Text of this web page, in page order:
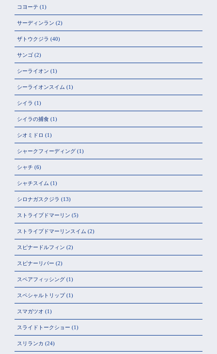
コヨーテ (1)
サーディンラン (2)
ザトウクジラ (40)
サンゴ (2)
シーライオン (1)
シーライオンスイム (1)
シイラ (1)
シイラの捕食 (1)
シオミドロ (1)
シャークフィーディング (1)
シャチ (6)
シャチスイム (1)
シロナガスクジラ (13)
ストライプドマーリン (5)
ストライプドマーリンスイム (2)
スピナードルフィン (2)
スピナーリバー (2)
スペアフィッシング (1)
スペシャルトリップ(1)
スマガツオ (1)
スライドトークショー (1)
スリランカ (24)